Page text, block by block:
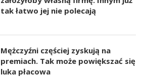
tak łatwo jej nie polecają
Mężczyźni częściej zyskują na
premiach. Tak może powiększać się
luka płacowa